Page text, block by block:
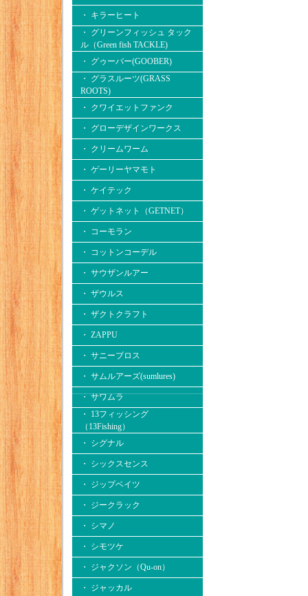
・ キラーヒート
・ グリーンフィッシュ タック
ル（Green fish TACKLE)
・ グゥーバー(GOOBER)
・ グラスルーツ(GRASS
ROOTS)
・ クワイエットファンク
・ グローデザインワークス
・ クリームワーム
・ ゲーリーヤマモト
・ ケイテック
・ ゲットネット（GETNET）
・ コーモラン
・ コットンコーデル
・ サウザンルアー
・ ザウルス
・ ザクトクラフト
・ ZAPPU
・ サニーブロス
・ サムルアーズ(sumlures)
・ サワムラ
・ 13フィッシング
（13Fishing）
・ シグナル
・ シックスセンス
・ ジップベイツ
・ ジークラック
・ シマノ
・ シモツケ
・ ジャクソン（Qu-on）
・ ジャッカル